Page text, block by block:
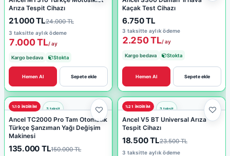
Arıza Tespit Cihazı
21.000 TL24.000 TL
3 taksitte aylık ödeme
7.000 TL/ ay
Kargo bedava Stokta
Sepete ekle
Hemen Al
Kaçak Test Cihazı
6.750 TL
3 taksitte aylık ödeme
2.250 TL/ ay
Kargo bedava Stokta
Sepete ekle
Hemen Al
%10 INDIRIM
Ancel TC2000 Pro Tam Otomatik
Türkçe Şanzıman Yağı Değişim
Makinesi
135.000 TL150.000 TL
%21 INDIRIM
Ancel V5 BT Universal Arıza
Tespit Cihazı
18.500 TL23.500 TL
3 taksitte aylık ödeme